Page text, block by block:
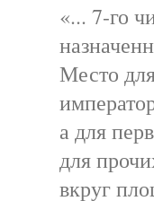
«... 7-го
Место
а для
для
вкруг